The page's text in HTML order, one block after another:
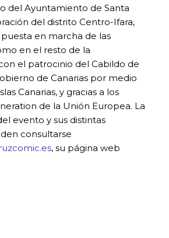
del Ayuntamiento de Santa
del distrito Centro-Ifara,
en marcha de las
en el resto de la
el patrocinio del Cabildo de
de Canarias por medio
Canarias, y gracias a los
de la Unión Europea. La
evento y sus distintas
consultarse
, su página web